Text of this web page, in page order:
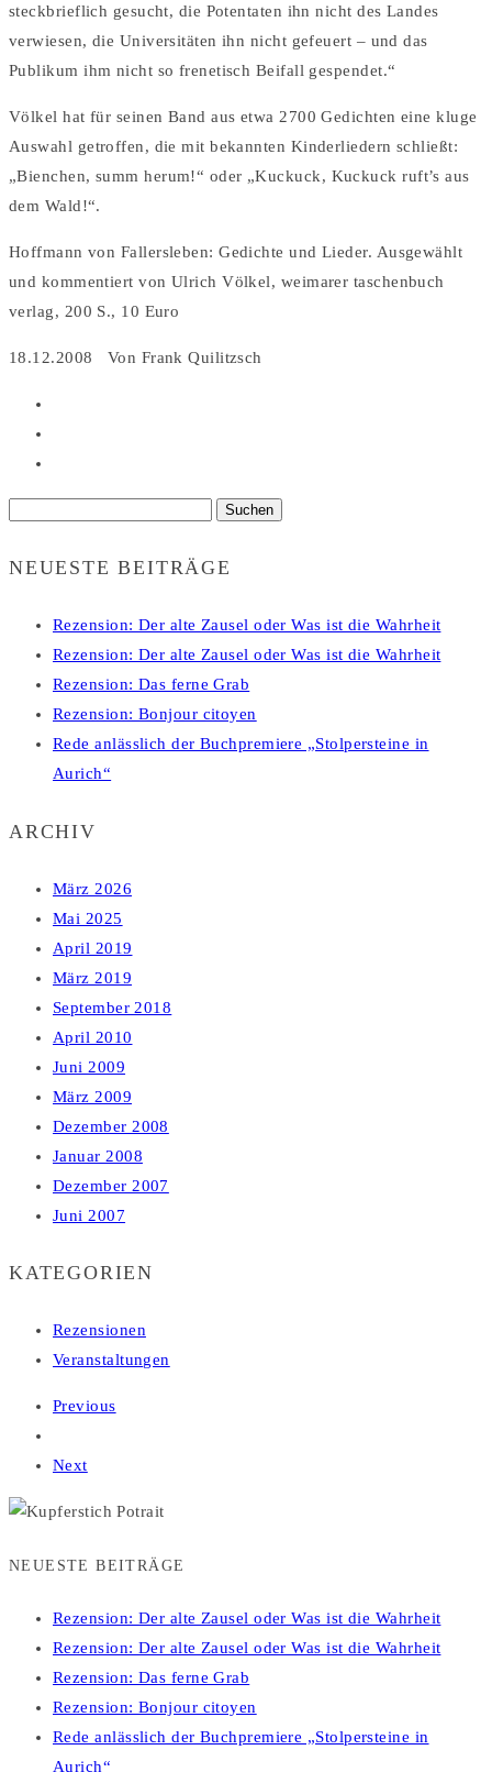
steckbrieflich gesucht, die Potentaten ihn nicht des Landes
verwiesen, die Universitäten ihn nicht gefeuert – und das
Publikum ihm nicht so frenetisch Beifall gespendet.“
Völkel hat für seinen Band aus etwa 2700 Gedichten eine kluge
Auswahl getroffen, die mit bekannten Kinderliedern schließt:
„Bienchen, summ herum!“ oder „Kuckuck, Kuckuck ruft’s aus
dem Wald!“.
Hoffmann von Fallersleben: Gedichte und Lieder. Ausgewählt
und kommentiert von Ulrich Völkel, weimarer taschenbuch
verlag, 200 S., 10 Euro
18.12.2008 Von Frank Quilitzsch
NEUESTE BEITRÄGE
Rezension: Der alte Zausel oder Was ist die Wahrheit
Rezension: Der alte Zausel oder Was ist die Wahrheit
Rezension: Das ferne Grab
Rezension: Bonjour citoyen
Rede anlässlich der Buchpremiere „Stolpersteine in
Aurich“
ARCHIV
März 2026
Mai 2025
April 2019
März 2019
September 2018
April 2010
Juni 2009
März 2009
Dezember 2008
Januar 2008
Dezember 2007
Juni 2007
KATEGORIEN
Rezensionen
Veranstaltungen
Previous
Next
NEUESTE BEITRÄGE
Rezension: Der alte Zausel oder Was ist die Wahrheit
Rezension: Der alte Zausel oder Was ist die Wahrheit
Rezension: Das ferne Grab
Rezension: Bonjour citoyen
Rede anlässlich der Buchpremiere „Stolpersteine in
Aurich“